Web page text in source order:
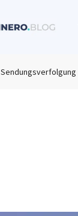
Sendungsverfolgung